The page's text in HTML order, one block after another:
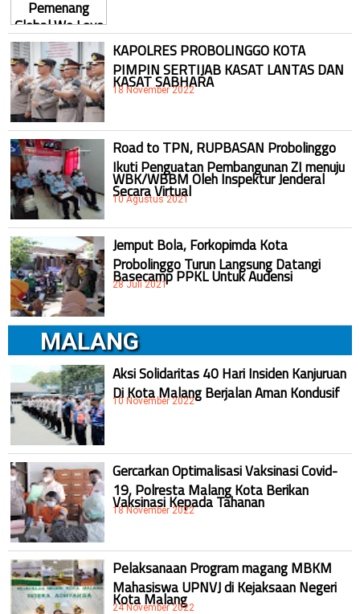
KAPOLRES PROBOLINGGO KOTA
PIMPIN SERTIJAB KASAT LANTAS DAN
KASAT SABHARA
18 November 2022
Road to TPN, RUPBASAN Probolinggo
Ikuti Penguatan Pembangunan ZI menuju
WBK/WBBM Oleh Inspektur Jenderal
Secara Virtual
10 Agustus 2021
Jemput Bola, Forkopimda Kota
Probolinggo Turun Langsung Datangi
Basecamp PPKL Untuk Audensi
28 Juli 2021
MALANG
Aksi Solidaritas 40 Hari Insiden Kanjuruan
Di Kota Malang Berjalan Aman Kondusif
10 November 2022
Gercarkan Optimalisasi Vaksinasi Covid-
19, Polresta Malang Kota Berikan
Vaksinasi Kepada Tahanan
18 November 2022
Pelaksanaan Program magang MBKM
Mahasiswa UPNVJ di Kejaksaan Negeri
Kota Malang
24 November 2022